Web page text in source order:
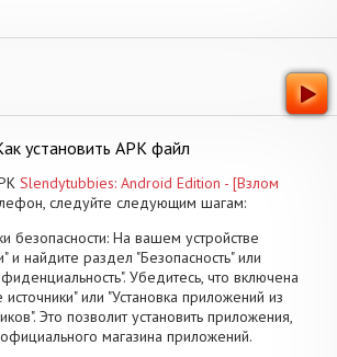
установить APK файл
Slendytubbies: Android Edition - [Взлом
следуйте следующим шагам:
безопасности: На вашем устройстве
и найдите раздел "Безопасность" или
Убедитесь, что включена
или "Установка приложений из
Это позволит установить приложения,
магазина приложений.